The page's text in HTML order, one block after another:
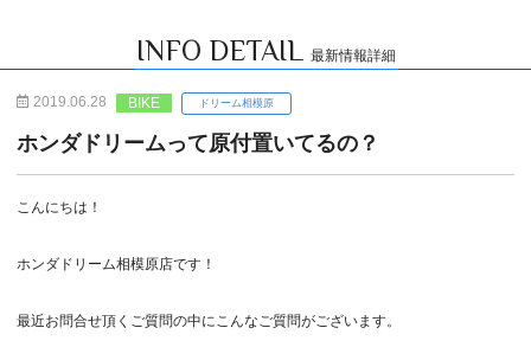
INFO DETAIL 最新情報詳細
2019.06.28 BIKE ドリーム相模原
ホンダドリームって原付置いてるの？
こんにちは！
ホンダドリーム相模原店です！
最近お問合せ頂くご質問の中にこんなご質問がございます。